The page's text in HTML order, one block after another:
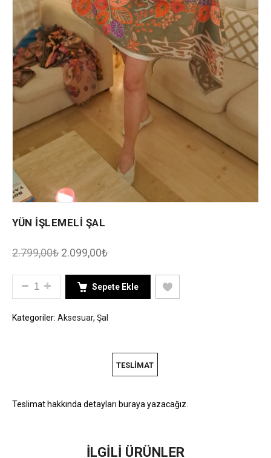
YÜN İŞLEMELİ ŞAL
2.799,00₺ 2.099,00₺
YÜN İŞLEMELİ ŞAL ADET
Sepete Ekle
Kategoriler: Aksesuar, Şal
TESLIMAT
Teslimat hakkında detayları buraya yazacağız.
İLGILI ÜRÜNLER